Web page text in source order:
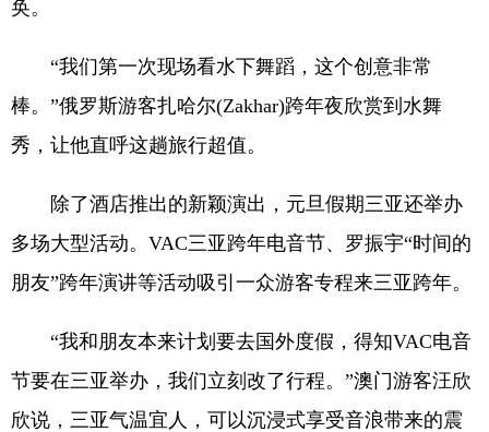
奂。
“我们第一次现场看水下舞蹈，这个创意非常
棒。”俄罗斯游客扎哈尔(Zakhar)跨年夜欣赏到水舞
秀，让他直呼这趟旅行超值。
除了酒店推出的新颖演出，元旦假期三亚还举办
多场大型活动。VAC三亚跨年电音节、罗振宇“时间的
朋友”跨年演讲等活动吸引一众游客专程来三亚跨年。
“我和朋友本来计划要去国外度假，得知VAC电音
节要在三亚举办，我们立刻改了行程。”澳门游客汪欣
欣说，三亚气温宜人，可以沉浸式享受音浪带来的震